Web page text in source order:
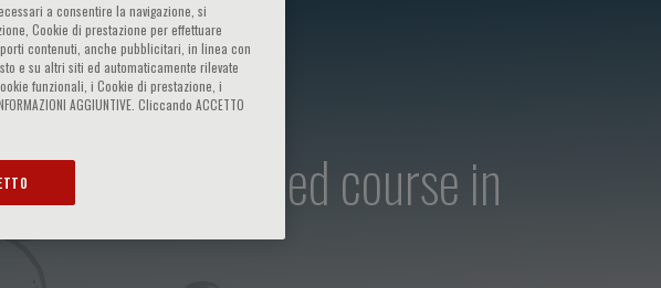
and advanced course in
a consentire la navigazione, si
Cookie di prestazione per effettuare
contenuti, anche pubblicitari, in linea con
e su altri siti ed automaticamente rilevate
funzionali, i Cookie di prestazione, i
AGGIUNTIVE. Cliccando ACCETTO